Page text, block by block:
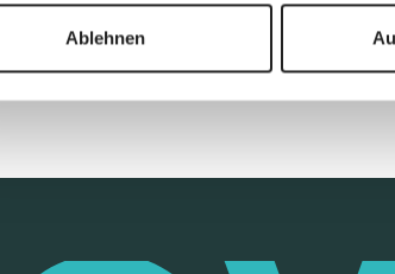
Ablehnen